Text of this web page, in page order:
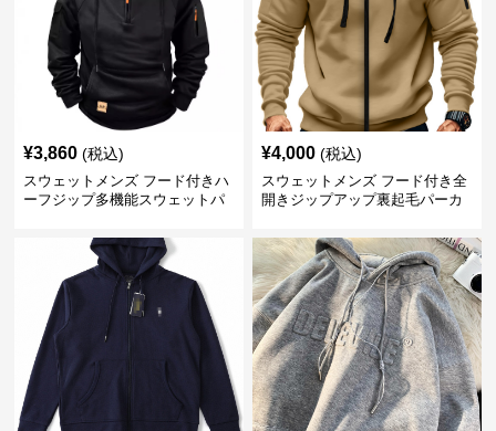
¥3,860 (税込)
スウェットメンズ フード付きハ
ーフジップ多機能スウェットパ
¥4,000 (税込)
スウェットメンズ フード付き全
開きジップアップ裏起毛パーカ